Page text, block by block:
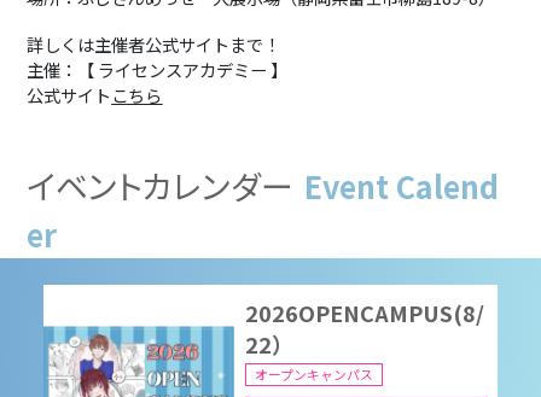
詳しくは主催者公式サイトまで！
主催：【 ライセンスアカデミー 】
公式サイトこちら
イベントカレンダー Event Calend
er
オープンキャンパス
2026OPENCAMPUS(8/
22）
オープンキャンパス